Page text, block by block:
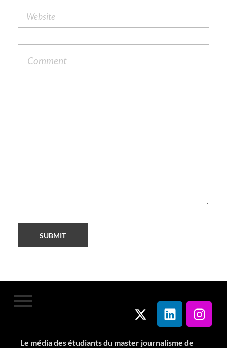
Le média des étudiants du master journalisme de